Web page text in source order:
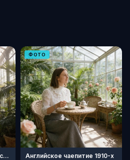
Аристократка Викторианской Усадьбы
ФОТО
Английское чаепитие 1910-х